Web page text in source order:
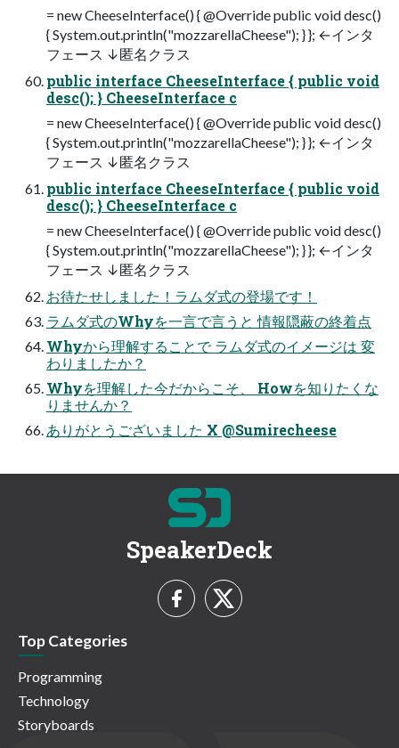
= new CheeseInterface() { @Override public void desc()
{ System.out.println("mozzarellaCheese"); } }; ←インタ
フェース ↓匿名クラス
public interface CheeseInterface { public void
desc(); } CheeseInterface c
= new CheeseInterface() { @Override public void desc()
{ System.out.println("mozzarellaCheese"); } }; ←インタ
フェース ↓匿名クラス
public interface CheeseInterface { public void
desc(); } CheeseInterface c
= new CheeseInterface() { @Override public void desc()
{ System.out.println("mozzarellaCheese"); } }; ←インタ
フェース ↓匿名クラス
お待たせしました！ラムダ式の登場です！
ラムダ式のWhyを一言で言うと 情報隠蔽の終着点
Whyから理解することで ラムダ式のイメージは 変
わりましたか？
Whyを理解した今だからこそ、 Howを知りたくな
りませんか？
ありがとうございました X @Sumirecheese
SpeakerDeck
Top Categories
Programming
Technology
Storyboards